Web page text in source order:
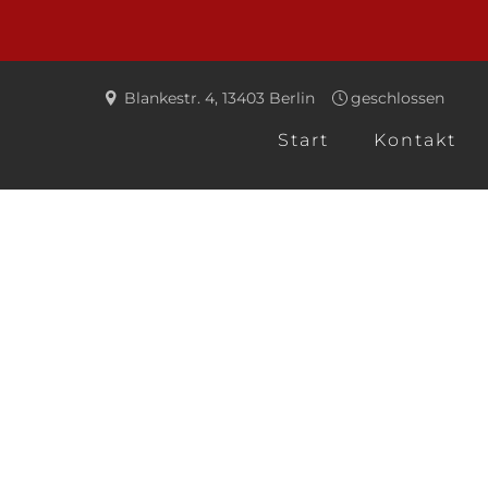
Blankestr. 4, 13403 Berlin geschlossen
Start Kontakt